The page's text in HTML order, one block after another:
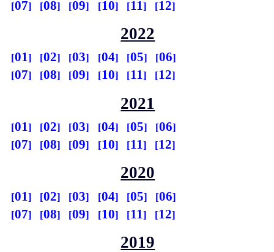
07 08 09 10 11 12
2022
01 02 03 04 05
06
07
08 09 10 11 12
2021
01 02 03 04 05
06
07
08 09 10 11 12
2020
01 02 03 04 05
06
07
08 09 10 11 12
2019